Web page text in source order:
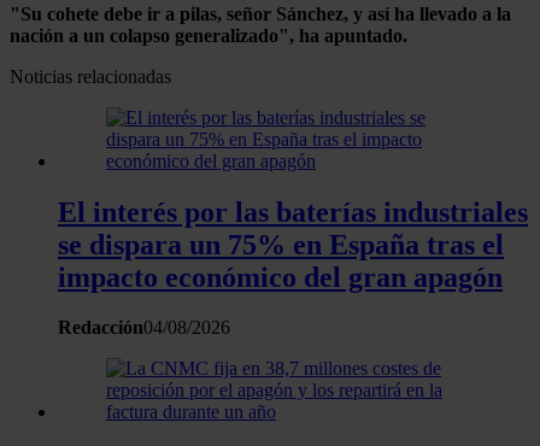
sección de datos . Puede cambiar o retirar su
de cookies.
Las cookies de este sitio web se usan para personalizar
el contenido y los anuncios, ofrecer funciones de redes
sociales y analizar el tráfico. Además, compartimos
información sobre el uso que haga del sitio web con
nuestros partners de redes sociales, publicidad y análisis
web, quienes pueden combinarla con otra información
"Su cohete debe ir a pilas, señor Sánchez, y así ha llevado a la
nación a un colapso generalizado", ha apuntado.
Noticias relacionadas
El interés por las baterías industriales
se dispara un 75% en España tras el
impacto económico del gran apagón
Redacción04/08/2026